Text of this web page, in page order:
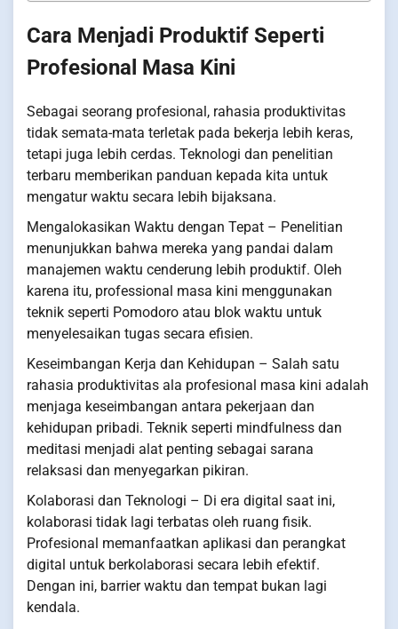
Cara Menjadi Produktif Seperti
Profesional Masa Kini
Sebagai seorang profesional, rahasia produktivitas
tidak semata-mata terletak pada bekerja lebih keras,
tetapi juga lebih cerdas. Teknologi dan penelitian
terbaru memberikan panduan kepada kita untuk
mengatur waktu secara lebih bijaksana.
Mengalokasikan Waktu dengan Tepat – Penelitian
menunjukkan bahwa mereka yang pandai dalam
manajemen waktu cenderung lebih produktif. Oleh
karena itu, professional masa kini menggunakan
teknik seperti Pomodoro atau blok waktu untuk
menyelesaikan tugas secara efisien.
Keseimbangan Kerja dan Kehidupan – Salah satu
rahasia produktivitas ala profesional masa kini adalah
menjaga keseimbangan antara pekerjaan dan
kehidupan pribadi. Teknik seperti mindfulness dan
meditasi menjadi alat penting sebagai sarana
relaksasi dan menyegarkan pikiran.
Kolaborasi dan Teknologi – Di era digital saat ini,
kolaborasi tidak lagi terbatas oleh ruang fisik.
Profesional memanfaatkan aplikasi dan perangkat
digital untuk berkolaborasi secara lebih efektif.
Dengan ini, barrier waktu dan tempat bukan lagi
kendala.